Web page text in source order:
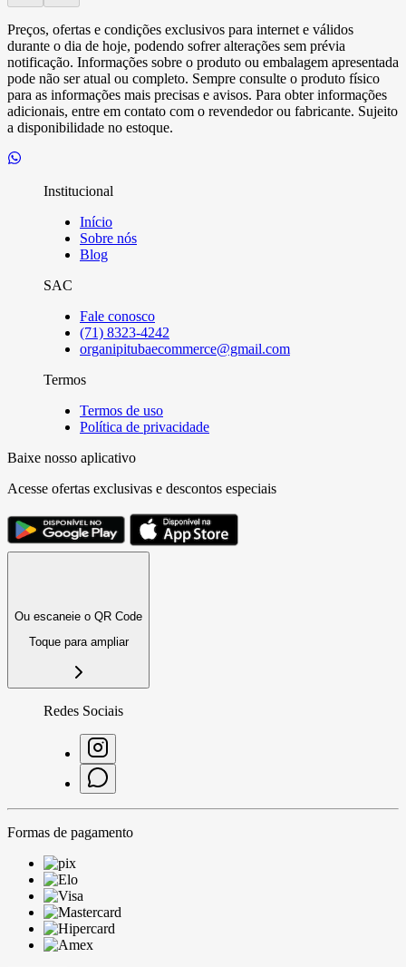
Preços, ofertas e condições exclusivos para internet e válidos
durante o dia de hoje, podendo sofrer alterações sem prévia
notificação. Informações sobre o produto ou embalagem apresentada
pode não ser atual ou completo. Sempre consulte o produto físico
para as informações mais precisas e avisos. Para obter informações
adicionais, entre em contato com o revendedor ou fabricante. Sujeito
a disponibilidade no estoque.
Institucional
Início
Sobre nós
Blog
SAC
Fale conosco
(71) 8323-4242
organipitubaecommerce@gmail.com
Termos
Termos de uso
Política de privacidade
Baixe nosso aplicativo
Acesse ofertas exclusivas e descontos especiais
Ou escaneie o QR Code
Toque para ampliar
Redes Sociais
Formas de pagamento